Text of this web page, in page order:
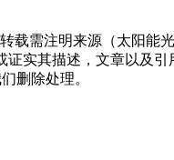
载需注明来源（太阳能
实其描述，文章以及
删除处理。